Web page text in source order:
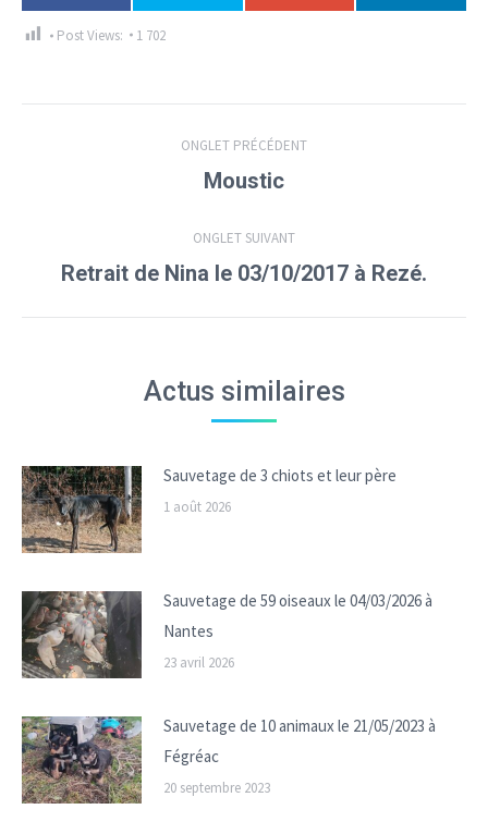
Post Views: 1 702
commentaire
ONGLET PRÉCÉDENT
Onglet
Moustic
ONGLET SUIVANT
Onglet
Retrait de Nina le 03/10/2017 à Rezé.
Actus similaires
Sauvetage de 3 chiots et leur père
1 août 2026
Sauvetage de 59 oiseaux le 04/03/2026 à
Nantes
23 avril 2026
Sauvetage de 10 animaux le 21/05/2023 à
Fégréac
20 septembre 2023